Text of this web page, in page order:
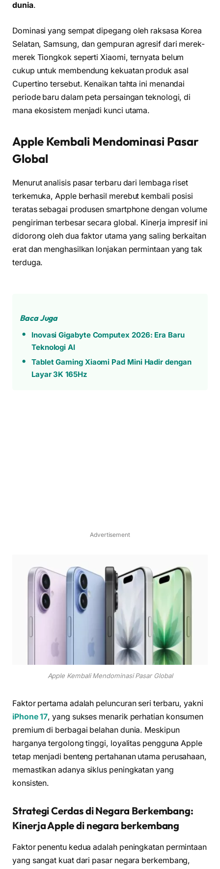
dunia.
Dominasi yang sempat dipegang oleh raksasa Korea
Selatan, Samsung, dan gempuran agresif dari merek-
merek Tiongkok seperti Xiaomi, ternyata belum
cukup untuk membendung kekuatan produk asal
Cupertino tersebut. Kenaikan tahta ini menandai
periode baru dalam peta persaingan teknologi, di
mana ekosistem menjadi kunci utama.
Apple Kembali Mendominasi Pasar
Global
Menurut analisis pasar terbaru dari lembaga riset
terkemuka, Apple berhasil merebut kembali posisi
teratas sebagai produsen smartphone dengan volume
pengiriman terbesar secara global. Kinerja impresif ini
didorong oleh dua faktor utama yang saling berkaitan
erat dan menghasilkan lonjakan permintaan yang tak
terduga.
Baca Juga
Inovasi Gigabyte Computex 2026: Era Baru
Teknologi AI
Tablet Gaming Xiaomi Pad Mini Hadir dengan
Layar 3K 165Hz
Advertisement
Apple Kembali Mendominasi Pasar Global
Faktor pertama adalah peluncuran seri terbaru, yakni
iPhone 17, yang sukses menarik perhatian konsumen
premium di berbagai belahan dunia. Meskipun
harganya tergolong tinggi, loyalitas pengguna Apple
tetap menjadi benteng pertahanan utama perusahaan,
memastikan adanya siklus peningkatan yang
konsisten.
Strategi Cerdas di Negara Berkembang:
Kinerja Apple di negara berkembang
Faktor penentu kedua adalah peningkatan permintaan
yang sangat kuat dari pasar negara berkembang,